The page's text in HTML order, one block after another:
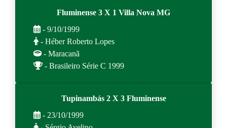
Fluminense 3 X 1 Villa Nova MG
- 9/10/1999
- Héber Roberto Lopes
- Maracanã
- Brasileiro Série C 1999
Tupinambás 2 X 3 Fluminense
- 23/10/1999